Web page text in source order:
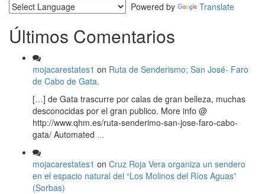
Powered by Translate
Últimos Comentarios
mojacarestates1 on Ruta de Senderismo; San José- Faro
de Cabo de Gata.
[…] de Gata trascurre por calas de gran belleza, muchas
desconocidas por el gran publico. More info @
http://www.qhm.es/ruta-senderimo-san-jose-faro-cabo-
gata/ Automated ...
mojacarestates1 on Cruz Roja Vera organiza un sendero
en el espacio natural del “Los Molinos del Ríos Aguas”
(Sorbas)